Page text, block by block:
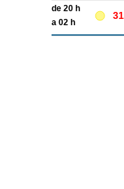
de 20 h
a 02 h